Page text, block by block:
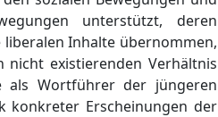
unterstützt, deren
Inhalte übernommen,
existierenden Verhältnis
als Wortführer der jüngeren
konkreter Erscheinungen der